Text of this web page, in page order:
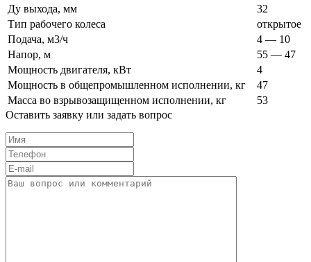
Ду выхода, мм
32
Тип рабочего колеса
открытое
Подача, м3/ч
4 — 10
Напор, м
55 — 47
Мощность двигателя, кВт
4
Мощность в общепромышленном исполнении, кг
47
Масса во взрывозащищенном исполнении, кг
53
Оставить заявку или задать вопрос